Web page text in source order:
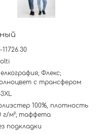
11726.30
Флекс;
с трансфером
100%, плотность
г/м²; таффета
подкладки